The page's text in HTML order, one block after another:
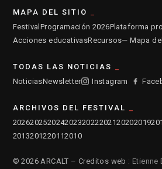
MAPA DEL SITIO
FestivalProgramación 2026Plataforma
Acciones educativasRecursos— Mapa
TODAS LAS NOTICIAS
NoticiasNewsletter Instagram
ARCHIVOS DEL FESTIVAL
20262025202420232022202120202019
2013201220112010
© 2026 ARCALT – Creditos web : Etienne